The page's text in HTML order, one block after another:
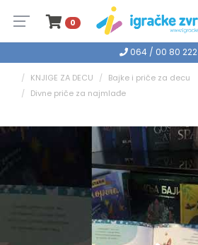
0
064 / 00 80 222
KNJIGE ZA DECU
Bajke i priče za decu
Divne priče za najmlađe